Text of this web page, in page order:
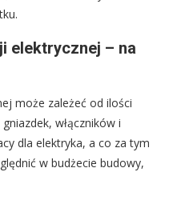
elektrycznej – na
może zależeć od ilości
włączników i
dla elektryka, a co za tym
w budżecie budowy,